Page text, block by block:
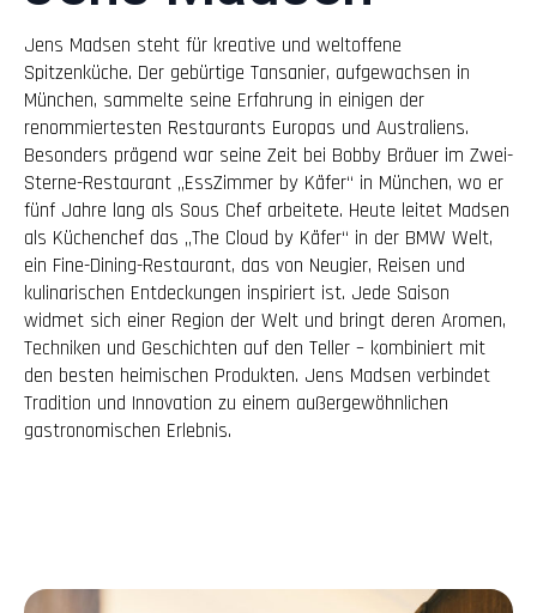
Jens Madsen steht für kreative und weltoffene
Spitzenküche. Der gebürtige Tansanier, aufgewachsen in
München, sammelte seine Erfahrung in einigen der
renommiertesten Restaurants Europas und Australiens.
Besonders prägend war seine Zeit bei Bobby Bräuer im Zwei-
Sterne-Restaurant „EssZimmer by Käfer“ in München, wo er
fünf Jahre lang als Sous Chef arbeitete. Heute leitet Madsen
als Küchenchef das „The Cloud by Käfer“ in der BMW Welt,
ein Fine-Dining-Restaurant, das von Neugier, Reisen und
kulinarischen Entdeckungen inspiriert ist. Jede Saison
widmet sich einer Region der Welt und bringt deren Aromen,
Techniken und Geschichten auf den Teller – kombiniert mit
den besten heimischen Produkten. Jens Madsen verbindet
Tradition und Innovation zu einem außergewöhnlichen
gastronomischen Erlebnis.